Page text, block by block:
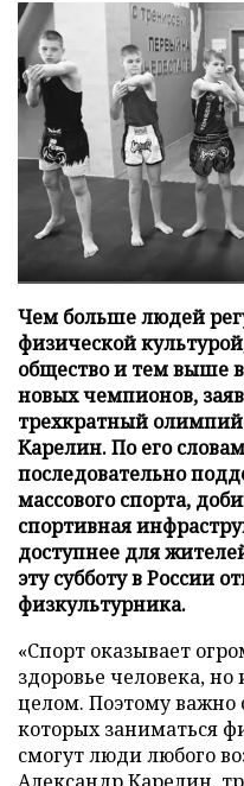
Чем больше людей
физической
общество и тем выше
новых чемпионов,
трехкратный
Карелин. По его
последовательно
массового спорта,
спортивная
доступнее для
эту субботу в России
физкультурника.
«Спорт оказывает
здоровье человека,
целом. Поэтому важно
которых заниматься
смогут люди любого